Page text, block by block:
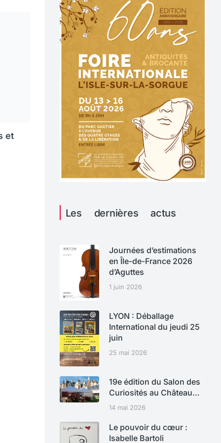
et
Les dernières actus
Journées d’estimations
en Île-de-France 2026
d’Aguttes
1 juin 2026
LYON : Déballage
International du jeudi 25
juin
25 mai 2026
19e édition du Salon des
Curiosités au Château…
14 mai 2026
Le pouvoir du cœur :
Isabelle Bartoli